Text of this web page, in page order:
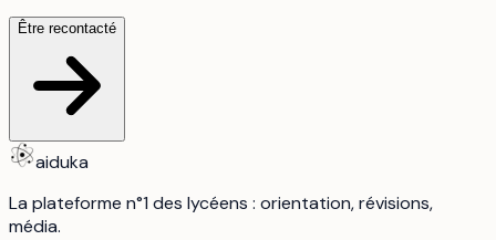
Être recontacté
aiduka
La plateforme n°1 des lycéens : orientation, révisions,
média.